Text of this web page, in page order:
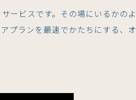
ービスです。その場にいるかのよ
プランを最速でかたちにする、オ